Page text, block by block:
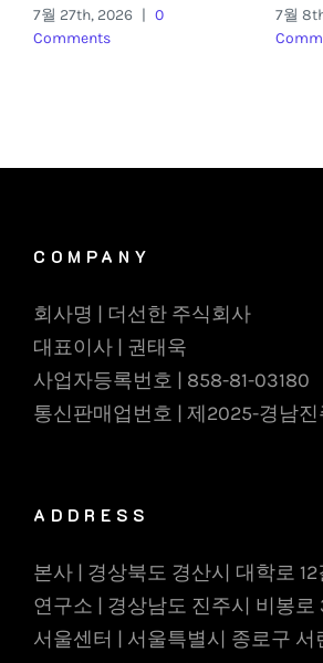
7월 27th, 2026 | 0
Comments
7월
COMPANY
회사명 | 더선한 주식회사
대표이사 | 권태욱
사업자등록번호 | 858-81-03180
통신판매업번호 | 제2025-경남
ADDRESS
본사 | 경상북도 경산시 대학로 12
연구소 | 경상남도 진주시 비봉로
서울센터 | 서울특별시 종로구 서